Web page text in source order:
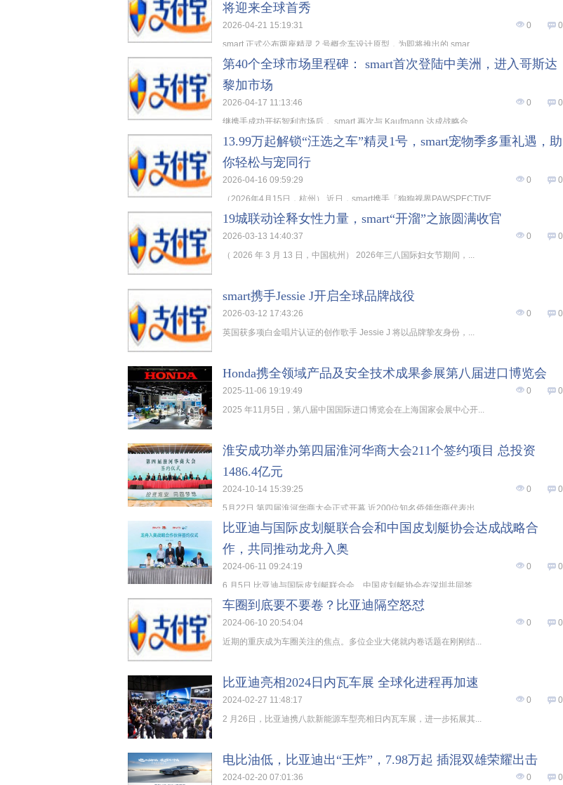
将迎来全球首秀
2026-04-21 15:19:31 0
0
smart 正式公布两座精灵 2 号概念车设计原型，为即将推出的 smar...
第40个全球市场里程碑： smart首次登陆中美洲，进入哥斯达
黎加市场
2026-04-17 11:13:46 0
0
继携手成功开拓智利市场后， smart 再次与 Kaufmann 达成战略合...
13.99万起解锁“汪选之车”精灵1号，smart宠物季多重礼遇，助
你轻松与宠同行
2026-04-16 09:59:29 0
0
（2026年4月15日，杭州） 近日，smart携手「狗狗视界PAWSPECTIVE...
19城联动诠释女性力量，smart“开溜”之旅圆满收官
2026-03-13 14:40:37 0
0
（ 2026 年 3 月 13 日，中国杭州） 2026年三八国际妇女节期间，...
smart携手Jessie J开启全球品牌战役
2026-03-12 17:43:26 0
0
英国获多项白金唱片认证的创作歌手 Jessie J 将以品牌挚友身份，...
Honda携全领域产品及安全技术成果参展第八届进口博览会
2025-11-06 19:19:49 0
0
2025 年11月5日，第八届中国国际进口博览会在上海国家会展中心开...
淮安成功举办第四届淮河华商大会211个签约项目 总投资
1486.4亿元
2024-10-14 15:39:25 0
0
5月22日,第四届淮河华商大会正式开幕,近200位知名侨领华商代表出...
比亚迪与国际皮划艇联合会和中国皮划艇协会达成战略合
作，共同推动龙舟入奥
2024-06-11 09:24:19 0
0
6 月5日,比亚迪与国际皮划艇联合会、中国皮划艇协会在深圳共同签...
车圈到底要不要卷？比亚迪隔空怒怼
2024-06-10 20:54:04 0
0
近期的重庆成为车圈关注的焦点。多位企业大佬就内卷话题在刚刚结...
比亚迪亮相2024日内瓦车展 全球化进程再加速
2024-02-27 11:48:17 0
0
2 月26日，比亚迪携八款新能源车型亮相日内瓦车展，进一步拓展其...
电比油低，比亚迪出“王炸”，7.98万起 插混双雄荣耀出击
2024-02-20 07:01:36 0
0